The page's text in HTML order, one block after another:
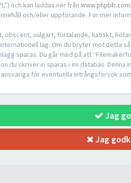
och kan laddas ner från www.phpbb.com
och/eller uppförande. För mer
obscent, vulgärt, förtalande, hatiskt,
lag. Om du bryter mot detta
sparas. Du går med på att
du skriver in sparas i en databas.
ansvariga för eventuella intrångsförsök
Jag
Jag